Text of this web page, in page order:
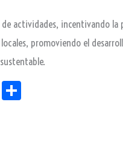
actividades, incentivando
promoviendo el
G